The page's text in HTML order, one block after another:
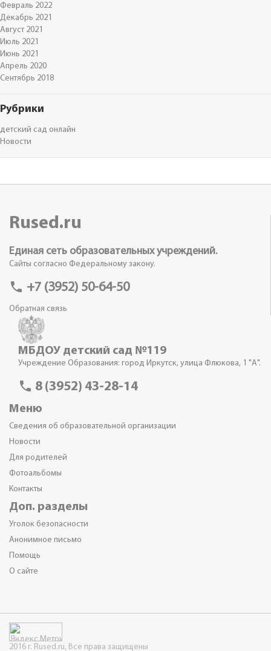
Февраль 2022
Декабрь 2021
Август 2021
Июль 2021
Июнь 2021
Апрель 2020
Сентябрь 2018
Рубрики
детский сад онлайн
Новости
Rused.ru
Единая сеть образовательных учреждений.
Сайты согласно Федеральному закону.
phone +7 (3952) 50-64-50
Обратная связь
МБДОУ детский сад №119
Учреждение Образования: город Иркутск, улица Флюкова, 1 "А".
phone 8 (3952) 43-28-14
Меню
Сведения об образовательной организации
Новости
Для родителей
Фотоальбомы
Контакты
Доп. разделы
Уголок безопасности
Анонимное письмо
Помощь
О сайте
2016 г. Rused.ru, Все права защищены